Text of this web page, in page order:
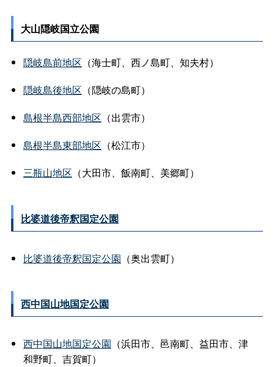
大山隠岐国立公園
隠岐島前地区 （海士町、西ノ島町、知夫村）
隠岐島後地区 （隠岐の島町）
島根半島西部地区 （出雲市）
島根半島東部地区 （松江市）
三瓶山地区 （大田市、飯南町、美郷町）
比婆道後帝釈国定公園
比婆道後帝釈国定公園 （奥出雲町）
西中国山地国定公園
西中国山地国定公園 （浜田市、邑南町、益田市、津
和野町、吉賀町）